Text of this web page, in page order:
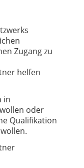
Zugang zu
helfen
in
oder
Qualifikation